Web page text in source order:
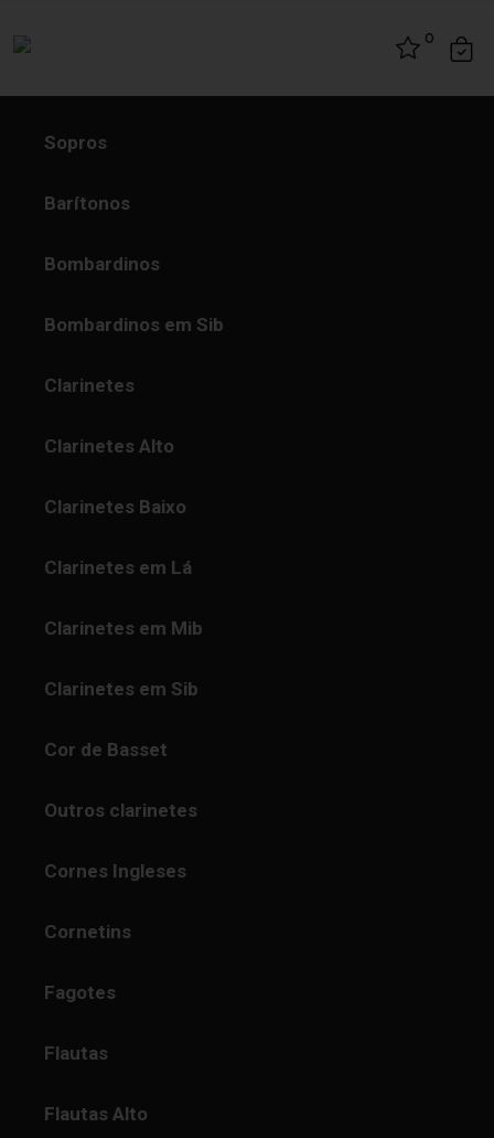
0
Sopros
Barítonos
Bombardinos
Bombardinos em Sib
Clarinetes
Clarinetes Alto
Clarinetes Baixo
Clarinetes em Lá
Clarinetes em Mib
Clarinetes em Sib
Cor de Basset
Outros clarinetes
Cornes Ingleses
Cornetins
Fagotes
Flautas
Flautas Alto